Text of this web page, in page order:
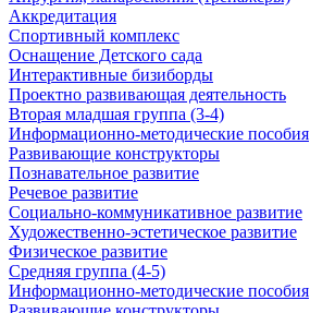
Аккредитация
Спортивный комплекс
Оснащение Детского сада
Интерактивные бизиборды
Проектно развивающая деятельность
Вторая младшая группа (3-4)
Информационно-методические пособия
Развивающие конструкторы
Познавательное развитие
Речевое развитие
Социально-коммуникативное развитие
Художественно-эстетическое развитие
Физическое развитие
Средняя группа (4-5)
Информационно-методические пособия